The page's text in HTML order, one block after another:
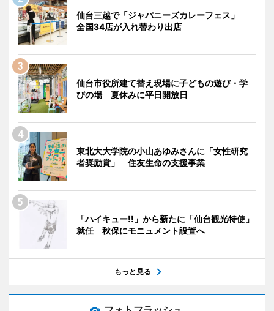
仙台三越で「ジャパニーズカレーフェス」
全国34店が入れ替わり出店
仙台市役所建て替え現場に子どもの遊び・学
びの場 夏休みに平日開放日
東北大大学院の小山あゆみさんに「女性研究
者奨励賞」 住友生命の支援事業
「ハイキュー!!」から新たに「仙台観光特使」
就任 秋保にモニュメント設置へ
もっと見る